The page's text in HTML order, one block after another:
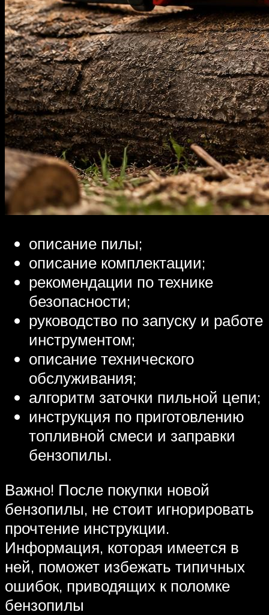
описание пилы;
описание комплектации;
рекомендации по технике
безопасности;
руководство по запуску и работе
инструментом;
описание технического
обслуживания;
алгоритм заточки пильной цепи;
инструкция по приготовлению
топливной смеси и заправки
бензопилы.
Важно! После покупки новой
бензопилы, не стоит игнорировать
прочтение инструкции.
Информация, которая имеется в
ней, поможет избежать типичных
ошибок, приводящих к поломке
бензопилы